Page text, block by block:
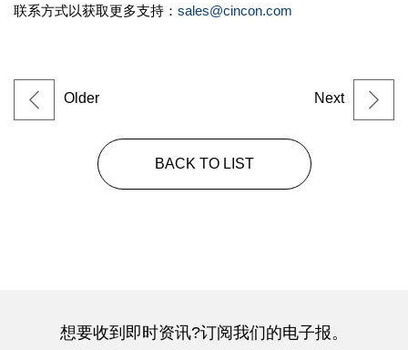
联系方式以获取更多支持： sales@cincon.com
Older Next
BACK TO LIST
想要收到即时资讯?订阅我们的电子报。